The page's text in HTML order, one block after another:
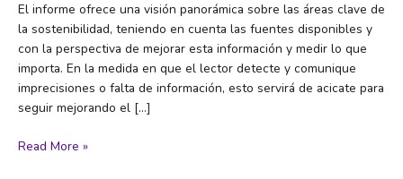
El informe ofrece una visión panorámica sobre las áreas clave de
la sostenibilidad, teniendo en cuenta las fuentes disponibles y
con la perspectiva de mejorar esta información y medir lo que
importa. En la medida en que el lector detecte y comunique
imprecisiones o falta de información, esto servirá de acicate para
seguir mejorando el […]
Sostenibilidad
Read More »